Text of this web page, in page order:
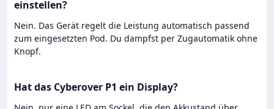
einstellen?
Nein. Das Gerät regelt die Leistung automatisch passend
zum eingesetzten Pod. Du dampfst per Zugautomatik ohne
Knopf.
Hat das Cyberover P1 ein Display?